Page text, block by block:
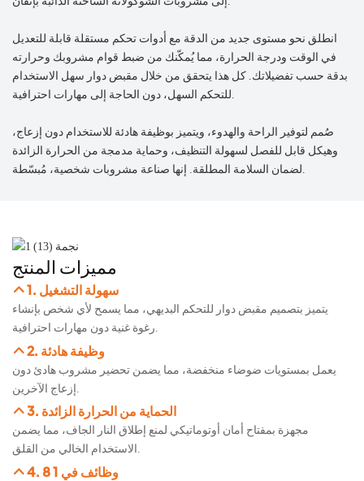
انطلق نحو مستوى جديد من الدقة مع أدوات تحكم مستقلة قابلة للتعديل
في الوقت ودرجة الحرارة، مما يُمكّنك من ضبط قوام مشروبك وحرارته
بدقة حسب تفضيلاتك. كل هذا يتحقق من خلال مقبض دوار سهل الاستخدام
للتحكم السهل، دون الحاجة إلى مهارات احترافية.
صُمم لتوفير الراحة والهدوء، ويتميز بوظيفة هادئة للاستخدام دون إزعاج،
وهيكل قابل للفصل لسهولة التنظيف، وحماية مدمجة من الحرارة الزائدة
لضمان السلامة المطلقة. إنها صناعة مشروبات شخصية، مُبسّطة.
مميزات المنتج
1. سهولة التشغيل
يتميز بتصميم مقبض دوار للتحكم البديهي، مما يسمح لأي شخص بإنشاء
رغوة غنية دون مهارات احترافية.
2. وظيفة هادئة
يعمل بمستويات ضوضاء منخفضة، مما يضمن تحضير مشروب هادئ دون
3. الحماية من الحرارة الزائدة
مجهزة بمفتاح أمان أوتوماتيكي لمنع إطلاق النار الجاف، مما يضمن
الاستخدام الخالي من القلق.
4. 8 وظائف في 1